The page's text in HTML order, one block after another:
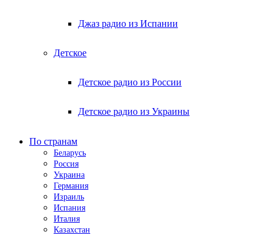
Джаз радио из Испании
Детское
Детское радио из России
Детское радио из Украины
По странам
Беларусь
Россия
Украина
Германия
Израиль
Испания
Италия
Казахстан